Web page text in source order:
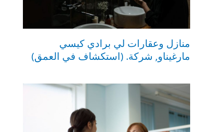
منازل وعقارات لي برادي كيسي
مارغيناو, شركة. (استكشاف في العمق)